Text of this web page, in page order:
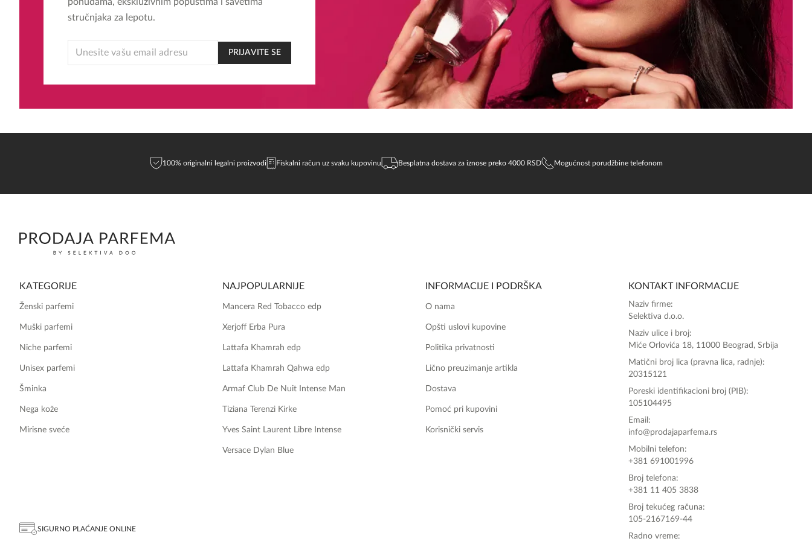
stručnjaka za lepotu.
PRIJAVITE SE
100% originalni legalni proizvodi Fiskalni račun uz svaku kupovinu Besplatna dostava za iznose preko 4000 RSD Mogućnost porudžbine telefonom
KATEGORIJE
Ženski parfemi
Muški parfemi
Niche parfemi
Unisex parfemi
Šminka
Nega kože
Mirisne sveće
NAJPOPULARNIJE
Mancera Red Tobacco edp
Xerjoff Erba Pura
Lattafa Khamrah edp
Lattafa Khamrah Qahwa edp
Armaf Club De Nuit Intense Man
Tiziana Terenzi Kirke
Yves Saint Laurent Libre Intense
Versace Dylan Blue
INFORMACIJE I PODRŠKA
O nama
Opšti uslovi kupovine
Politika privatnosti
Lično preuzimanje artikla
Dostava
Pomoć pri kupovini
Korisnički servis
KONTAKT INFORMACIJE
Naziv firme:
Selektiva d.o.o.
Naziv ulice i broj:
Miće Orlovića 18, 11000 Beograd, Srbija
Matični broj lica (pravna lica, radnje):
20315121
Poreski identifikacioni broj (PIB):
105104495
Email:
info@prodajaparfema.rs
Mobilni telefon:
+381 691001996
Broj telefona:
+381 11 405 3838
Broj tekućeg računa:
105-2167169-44
Radno vreme:
SIGURNO PLAĆANJE ONLINE
Zdravo, tu sam da Vam pomognem da
poručite svoj omiljeni parfem danas ali i za